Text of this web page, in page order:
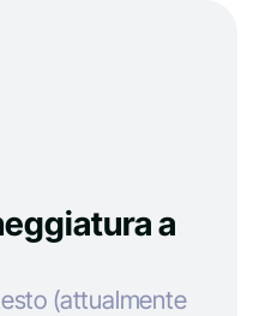
a
(attualmente